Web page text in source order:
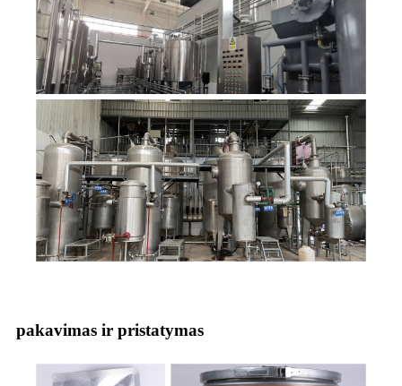
pakavimas ir pristatymas